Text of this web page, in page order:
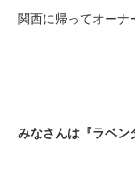
関西に帰ってオーナ
みなさんは『ラベン